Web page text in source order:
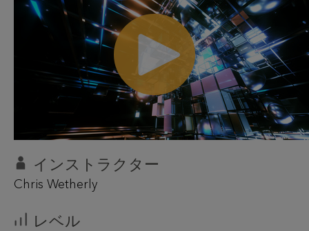
インストラクター
Chris Wetherly
レベル